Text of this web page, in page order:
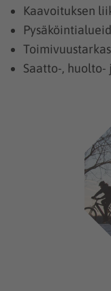
Kaavoituksen
Saatto-,